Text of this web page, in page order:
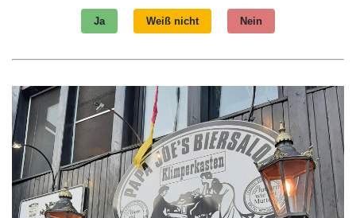
Ja Weiß nicht Nein